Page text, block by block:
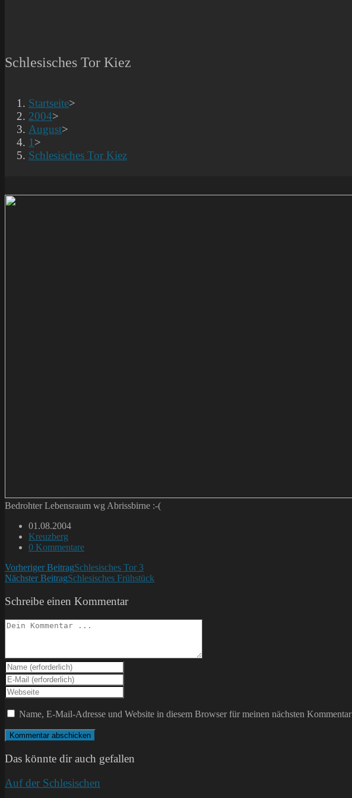
Schlesisches Tor Kiez
Startseite>
2004>
August>
1 >
Schlesisches Tor Kiez
Bedrohter Lebensraum wg Abrissbirne :-(
Beitrag
veröffentlicht:
01.08.2004
Beitrags-
Kategorie:
Kreuzberg
Beitrags-
0 Kommentare
Weitere
Artikel
ansehen
Vorheriger BeitragSchlesisches Tor 3
Nächster BeitragSchlesisches Frühstück
Schreibe einen Kommentar
Kommentieren
Gib
deinen
Namen
oder
Benutzernamen
zum
Kommentieren
ein
Gib
deine
E-
Mail-
Adresse
zum
Kommentieren
ein
Gib
deine
Website-
ein
(optional)
Name, E-Mail-Adresse und Website in diesem Browser für meinen nächsten
Das könnte dir auch gefallen
Auf der Schlesischen